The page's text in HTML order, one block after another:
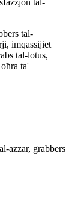
tal-
tal-
imqassijiet
tal-lotus,
ta'
azzar, grabbers